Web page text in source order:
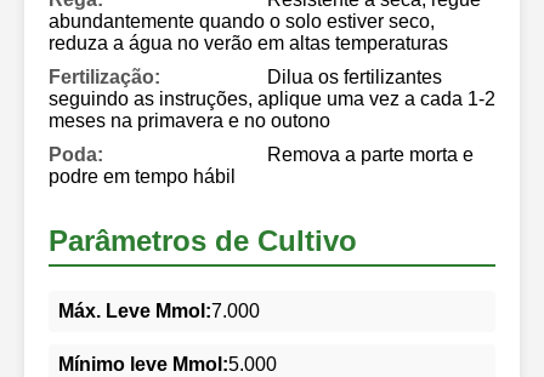
abundantemente quando o solo estiver seco,
reduza a água no verão em altas temperaturas
Fertilização:
Dilua os fertilizantes
seguindo as instruções, aplique uma vez a cada 1-2
meses na primavera e no outono
Poda:
Remova a parte morta e
podre em tempo hábil
Parâmetros de Cultivo
Máx. Leve Mmol:7.000
Mínimo leve Mmol:5.000